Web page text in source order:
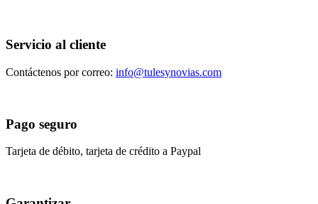
Servicio al cliente
Contáctenos por correo: info@tulesynovias.com
Pago seguro
Tarjeta de débito, tarjeta de crédito a Paypal